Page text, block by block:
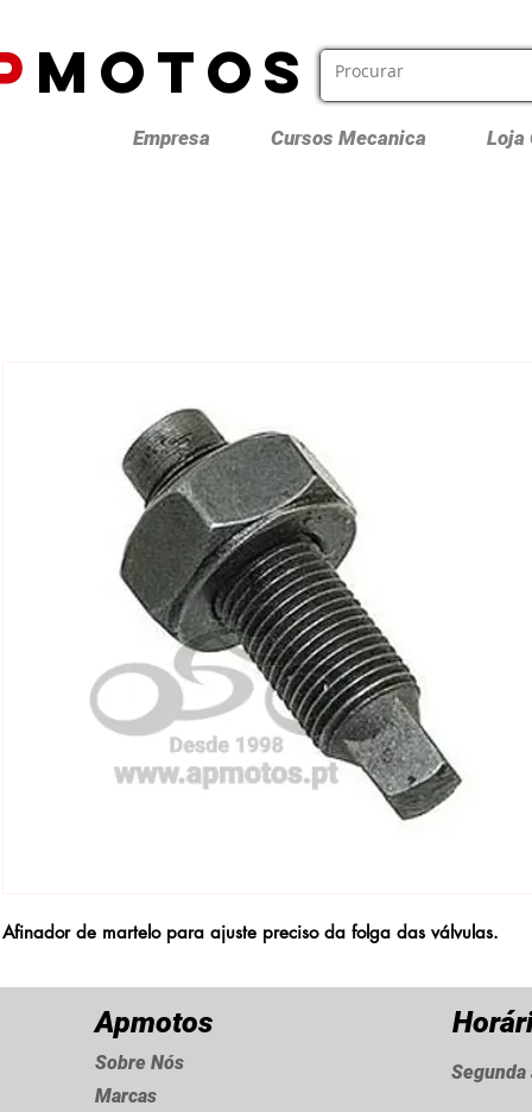
MOTOS
Empresa Cursos Mecanica Loja
Afinador de martelo para ajuste preciso da folga das válvulas.
Apmotos
Sobre Nós
Marcas
Segunda